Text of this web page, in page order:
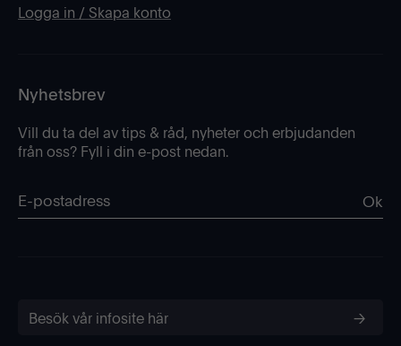
Logga in / Skapa konto
Nyhetsbrev
Vill du ta del av tips & råd, nyheter och erbjudanden
från oss? Fyll i din e-post nedan.
Ok
Besök vår infosite här